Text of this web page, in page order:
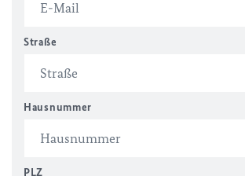
Straße
Hausnummer
PLZ